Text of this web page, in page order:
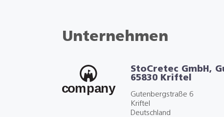
Unternehmen
StoCretec GmbH,
65830 Kriftel
Gutenbergstraße 6
Kriftel
Deutschland